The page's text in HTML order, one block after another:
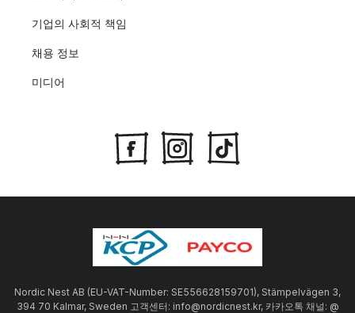
기업의 사회적 책임
채용 정보
미디어
Nordic Nest AB (EU-VAT-Number: SE556628159701), Stämpelvägen 3,
394 70 Kalmar, Sweden 고객센터: info@nordicnest.kr, 카카오톡 채널: @